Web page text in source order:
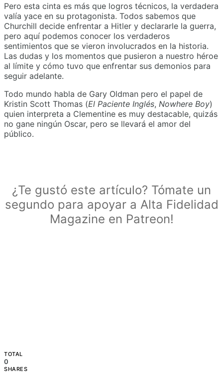
Pero esta cinta es más que logros técnicos, la verdadera
valía yace en su protagonista. Todos sabemos que
Churchill decide enfrentar a Hitler y declararle la guerra,
pero aquí podemos conocer los verdaderos
sentimientos que se vieron involucrados en la historia.
Las dudas y los momentos que pusieron a nuestro héroe
al límite y cómo tuvo que enfrentar sus demonios para
seguir adelante.
Todo mundo habla de Gary Oldman pero el papel de
Kristin Scott Thomas (El Paciente Inglés, Nowhere Boy)
quien interpreta a Clementine es muy destacable, quizás
no gane ningún Oscar, pero se llevará el amor del
público.
¿Te gustó este artículo? Tómate un
segundo para apoyar a Alta Fidelidad
Magazine en Patreon!
TOTAL
0
SHARES